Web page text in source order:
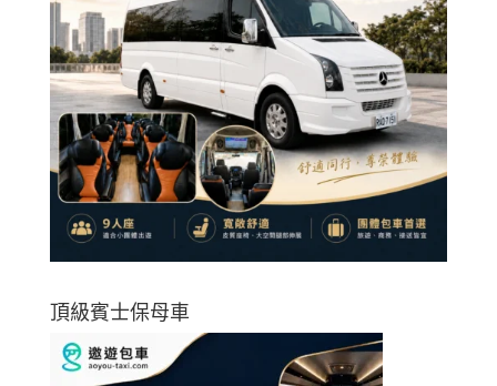
頂級賓士保母車